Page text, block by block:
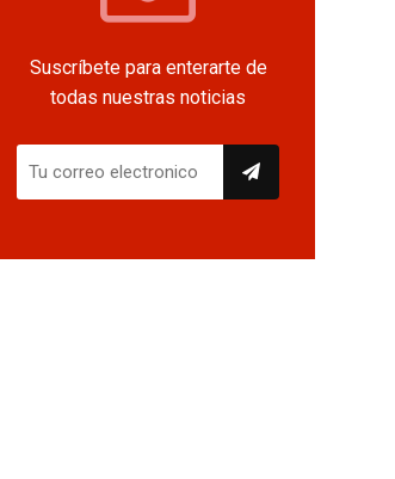
Suscríbete para enterarte de
todas nuestras noticias